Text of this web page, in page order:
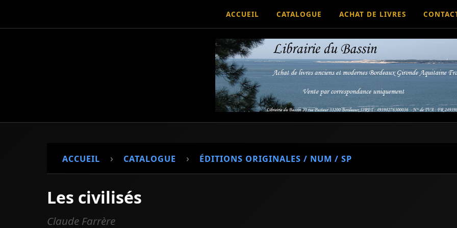
ACCUEIL CATALOGUE ACHAT DE LIVRES
ACCUEIL › CATALOGUE › ÉDITIONS ORIGINALES / NUM / SP
Les civilisés
Claude Farrère